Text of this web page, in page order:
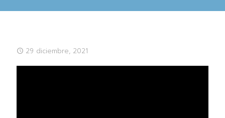
29 diciembre, 2021